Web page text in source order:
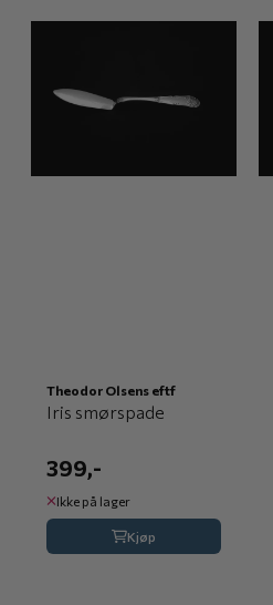
Theodor Olsens eftf
Iris smørspade
399,-
Ikke på lager
Kjøp